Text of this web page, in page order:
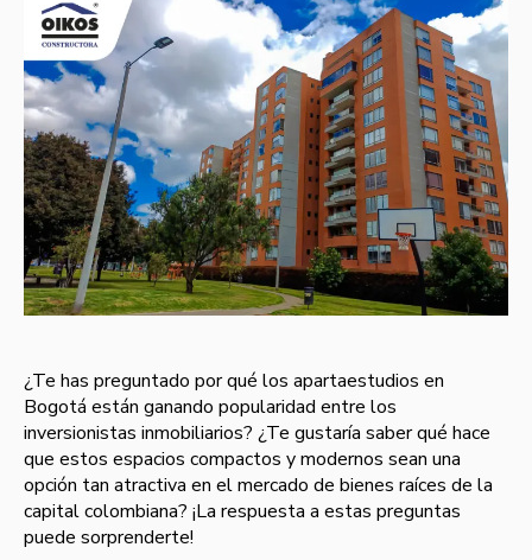
¿Te has preguntado por qué los apartaestudios en
Bogotá están ganando popularidad entre los
inversionistas inmobiliarios? ¿Te gustaría saber qué hace
que estos espacios compactos y modernos sean una
opción tan atractiva en el mercado de bienes raíces de la
capital colombiana? ¡La respuesta a estas preguntas
puede sorprenderte!